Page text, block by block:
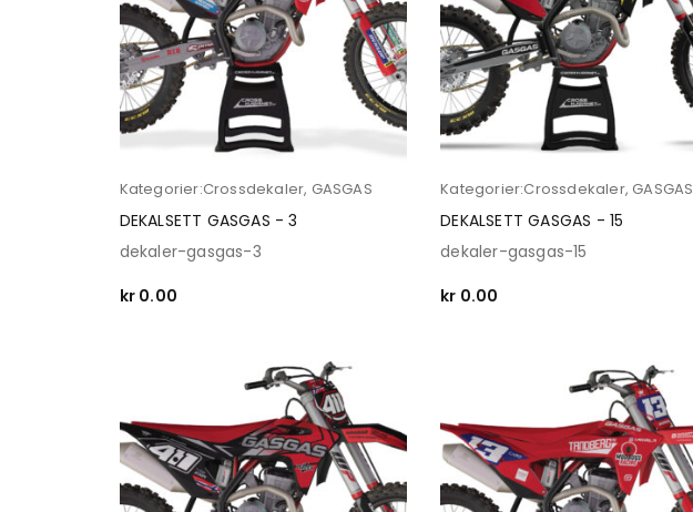
Kategorier:Crossdekaler, GASGAS
DEKALSETT GASGAS - 3
dekaler-gasgas-3
kr0.00
Kategorier:Crossdekaler, GASGAS
DEKALSETT GASGAS - 15
dekaler-gasgas-15
kr 0.00